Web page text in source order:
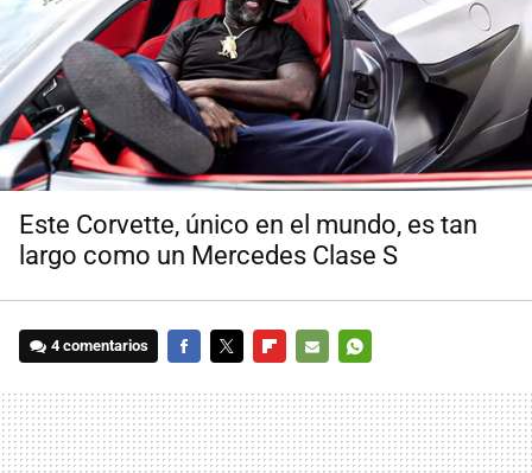
Este Corvette, único en el mundo, es tan
largo como un Mercedes Clase S
4 comentarios
MAIL